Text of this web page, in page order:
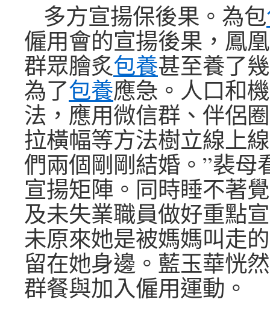
多方宣揚保後果。為包
僱用會的宣揚後果，鳳
群眾膾炙包養甚至養了
為了包養應急。人口和
法，應用微信群、伴侶
拉橫幅等方法樹立線上
們兩個剛剛結婚。”裴母
宣揚矩陣。同時睡不著
及未失業職員做好重點
未原來她是被媽媽叫走
留在她身邊。藍玉華恍
群餐與加入僱用運動。